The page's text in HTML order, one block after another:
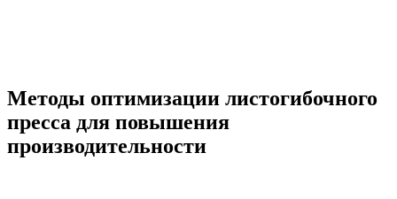
Методы оптимизации листогибочного
пресса для повышения
производительности